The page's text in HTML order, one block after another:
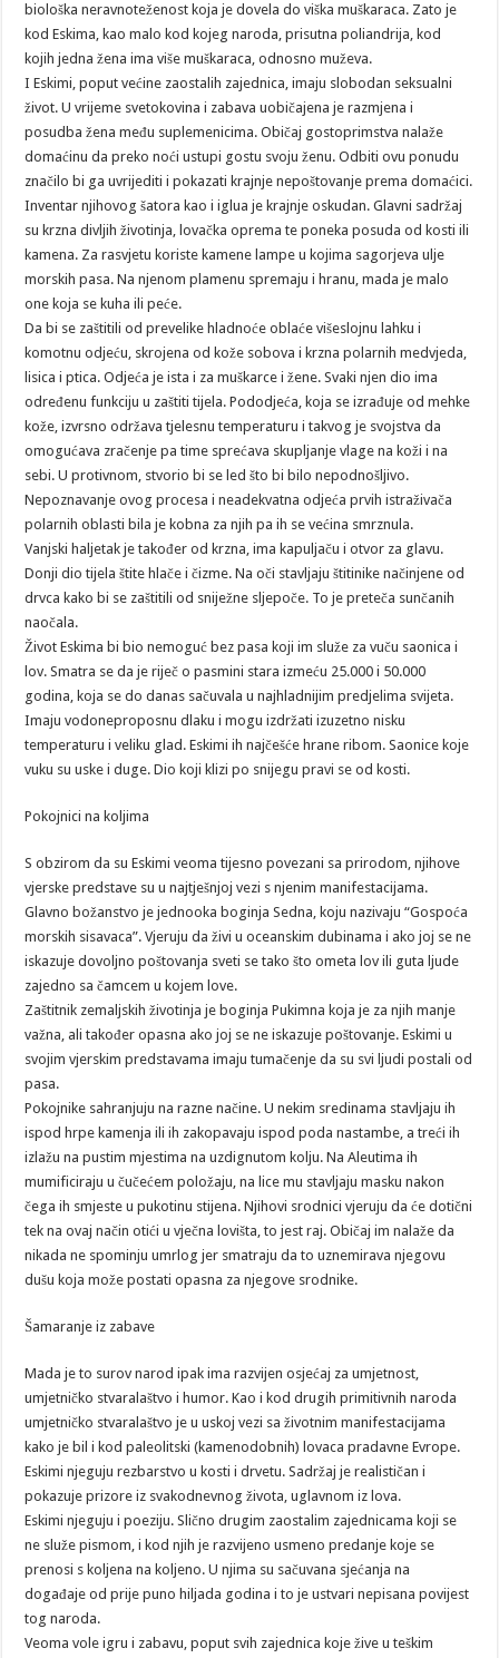
biološka neravnoteženost koja je dovela do viška muškaraca. Zato je
kod Eskima, kao malo kod kojeg naroda, prisutna poliandrija, kod
kojih jedna žena ima više muškaraca, odnosno muževa.
I Eskimi, poput većine zaostalih zajednica, imaju slobodan seksualni
život. U vrijeme svetokovina i zabava uobičajena je razmjena i
posudba žena među suplemenicima. Običaj gostoprimstva nalaže
domaćinu da preko noći ustupi gostu svoju ženu. Odbiti ovu ponudu
značilo bi ga uvrijediti i pokazati krajnje nepoštovanje prema domaćici.
Inventar njihovog šatora kao i iglua je krajnje oskudan. Glavni sadržaj
su krzna divljih životinja, lovačka oprema te poneka posuda od kosti ili
kamena. Za rasvjetu koriste kamene lampe u kojima sagorjeva ulje
morskih pasa. Na njenom plamenu spremaju i hranu, mada je malo
one koja se kuha ili peće.
Da bi se zaštitili od prevelike hladnoće oblaće višeslojnu lahku i
komotnu odjeću, skrojena od kože sobova i krzna polarnih medvjeda,
lisica i ptica. Odjeća je ista i za muškarce i žene. Svaki njen dio ima
određenu funkciju u zaštiti tijela. Pododjeća, koja se izrađuje od mehke
kože, izvrsno održava tjelesnu temperaturu i takvog je svojstva da
omogućava zračenje pa time sprećava skupljanje vlage na koži i na
sebi. U protivnom, stvorio bi se led što bi bilo nepodnošljivo.
Nepoznavanje ovog procesa i neadekvatna odjeća prvih istraživača
polarnih oblasti bila je kobna za njih pa ih se većina smrznula.
Vanjski haljetak je također od krzna, ima kapuljaču i otvor za glavu.
Donji dio tijela štite hlače i čizme. Na oči stavljaju štitinike načinjene od
drvca kako bi se zaštitili od sniježne sljepoče. To je preteča sunčanih
naočala.
Život Eskima bi bio nemoguć bez pasa koji im služe za vuču saonica i
lov. Smatra se da je riječ o pasmini stara izmeću 25.000 i 50.000
godina, koja se do danas sačuvala u najhladnijim predjelima svijeta.
Imaju vodoneproposnu dlaku i mogu izdržati izuzetno nisku
temperaturu i veliku glad. Eskimi ih najčešće hrane ribom. Saonice koje
vuku su uske i duge. Dio koji klizi po snijegu pravi se od kosti.
Pokojnici na koljima
S obzirom da su Eskimi veoma tijesno povezani sa prirodom, njihove
vjerske predstave su u najtješnjoj vezi s njenim manifestacijama.
Glavno božanstvo je jednooka boginja Sedna, koju nazivaju “Gospoća
morskih sisavaca”. Vjeruju da živi u oceanskim dubinama i ako joj se ne
iskazuje dovoljno poštovanja sveti se tako što ometa lov ili guta ljude
zajedno sa čamcem u kojem love.
Zaštitnik zemaljskih životinja je boginja Pukimna koja je za njih manje
važna, ali također opasna ako joj se ne iskazuje poštovanje. Eskimi u
svojim vjerskim predstavama imaju tumačenje da su svi ljudi postali od
pasa.
Pokojnike sahranjuju na razne načine. U nekim sredinama stavljaju ih
ispod hrpe kamenja ili ih zakopavaju ispod poda nastambe, a treći ih
izlažu na pustim mjestima na uzdignutom kolju. Na Aleutima ih
mumificiraju u čučećem položaju, na lice mu stavljaju masku nakon
čega ih smjeste u pukotinu stijena. Njihovi srodnici vjeruju da će dotični
tek na ovaj način otići u vječna lovišta, to jest raj. Običaj im nalaže da
nikada ne spominju umrlog jer smatraju da to uznemirava njegovu
dušu koja može postati opasna za njegove srodnike.
Šamaranje iz zabave
Mada je to surov narod ipak ima razvijen osjećaj za umjetnost,
umjetničko stvaralaštvo i humor. Kao i kod drugih primitivnih naroda
umjetničko stvaralaštvo je u uskoj vezi sa životnim manifestacijama
kako je bil i kod paleolitski (kamenodobnih) lovaca pradavne Evrope.
Eskimi njeguju rezbarstvo u kosti i drvetu. Sadržaj je realističan i
pokazuje prizore iz svakodnevnog života, uglavnom iz lova.
Eskimi njeguju i poeziju. Slično drugim zaostalim zajednicama koji se
ne služe pismom, i kod njih je razvijeno usmeno predanje koje se
prenosi s koljena na koljeno. U njima su sačuvana sjećanja na
događaje od prije puno hiljada godina i to je ustvari nepisana povijest
tog naroda.
Veoma vole igru i zabavu, poput svih zajednica koje žive u teškim